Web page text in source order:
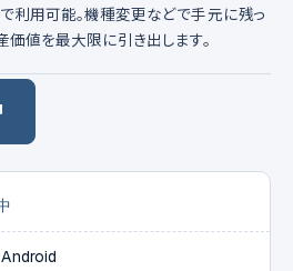
Android
利用可能。機種変更などで手元に残っ
価値を最大限に引き出します。